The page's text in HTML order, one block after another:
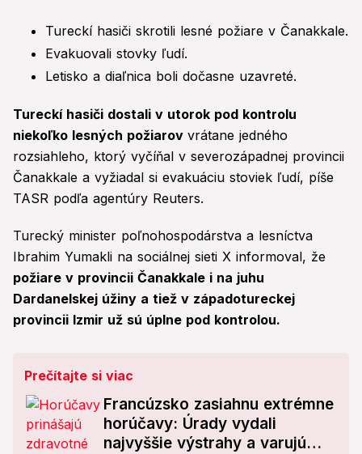
Tureckí hasiči skrotili lesné požiare v Čanakkale.
Evakuovali stovky ľudí.
Letisko a diaľnica boli dočasne uzavreté.
Tureckí hasiči dostali v utorok pod kontrolu
niekoľko lesných požiarov vrátane jedného
rozsiahleho, ktorý vyčíňal v severozápadnej provincii
Čanakkale a vyžiadal si evakuáciu stoviek ľudí, píše
TASR podľa agentúry Reuters.
Turecký minister poľnohospodárstva a lesníctva
Ibrahim Yumakli na sociálnej sieti X informoval, že
požiare v provincii Čanakkale i na juhu
Dardanelskej úžiny a tiež v západotureckej
provincii Izmir už sú úplne pod kontrolou.
Prečítajte si viac
Francúzsko zasiahnu extrémne
horúčavy: Úrady vydali
najvyššie výstrahy a varujú